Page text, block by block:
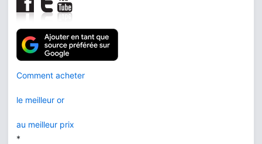
Comment acheter
le meilleur or
au meilleur prix
*